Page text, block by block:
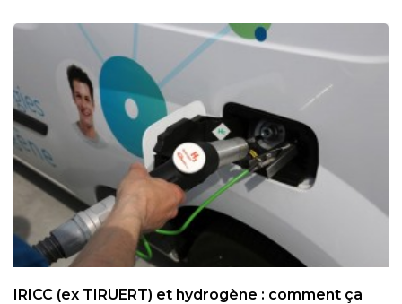
IRICC (ex TIRUERT) et hydrogène : comment ça